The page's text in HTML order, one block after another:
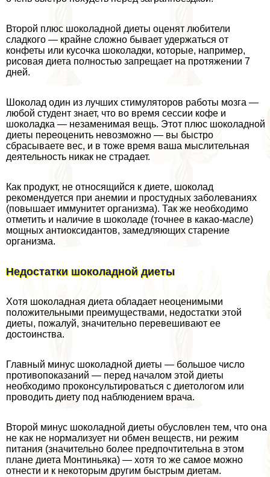
Второй плюс шоколадной диеты оценят любители
сладкого — крайне сложно бывает удержаться от
конфеты или кусочка шоколадки, которые, например,
рисовая диета полностью запрещает на протяжении 7
дней.
Шоколад один из лучших стимуляторов работы мозга —
любой студент знает, что во время сессии кофе и
шоколадка — незаменимая вещь. Этот плюс шоколадной
диеты переоценить невозможно — вы быстро
сбрасываете вес, и в тоже время ваша мыслительная
деятельность никак не страдает.
Как продукт, не относящийся к диете, шоколад
рекомендуется при анемии и простудных заболеваниях
(повышает иммунитет организма). Так же необходимо
отметить и наличие в шоколаде (точнее в какао-масле)
мощных антиоксидантов, замедляющих старение
организма.
Недостатки шоколадной диеты
Хотя шоколадная диета обладает неоценимыми
положительными преимуществами, недостатки этой
диеты, пожалуй, значительно перевешивают ее
достоинства.
Главный минус шоколадной диеты — большое число
противопоказаний — перед началом этой диеты
необходимо проконсультироваться с диетологом или
проводить диету под наблюдением врача.
Второй минус шоколадной диеты обусловлен тем, что она
не как не нормализует ни обмен веществ, ни режим
питания (значительно более предпочтительна в этом
плане диета Монтиньяка) — хотя то же самое можно
отнести и к некоторым другим быстрым диетам.